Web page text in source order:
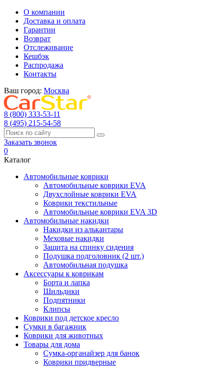
О компании
Доставка и оплата
Гарантии
Возврат
Отслеживание
Кешбэк
Распродажа
Контакты
Ваш город: Москва
8 (800) 333-53-11
8 (495) 215-54-58
Заказать звонок
0
Каталог
Автомобильные коврики
Автомобильные коврики EVA
Двухслойные коврики EVA
Коврики текстильные
Автомобильные коврики EVA 3D
Автомобильные накидки
Накидки из алькантары
Меховые накидки
Защита на спинку сидения
Подушка подголовник (2 шт.)
Автомобильная подушка
Аксессуары к коврикам
Борта и лапка
Шильдики
Подпятники
Клипсы
Коврики под детское кресло
Сумки в багажник
Коврики для животных
Товары для дома
Сумка-органайзер для банок
Коврики придверные